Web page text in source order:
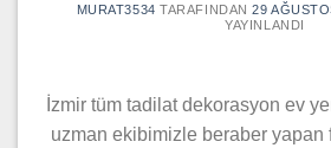
MURAT3534 TARAFINDAN 29
YAYINLANDI
İzmir tüm tadilat dekorasyon ev
uzman ekibimizle beraber yapan